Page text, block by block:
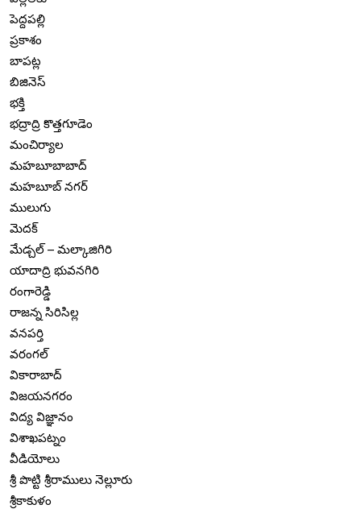
పెద్దపల్లి
ప్రకాశం
బాపట్ల
బిజినెస్
భక్తి
భద్రాద్రి కొత్తగూడెం
మంచిర్యాల
మహబూబాబాద్
మహబూబ్ నగర్
ములుగు
మెదక్
మేడ్చల్ – మల్కాజిగిరి
యాదాద్రి భువనగిరి
రంగారెడ్డి
రాజన్న సిరిసిల్ల
వనపర్తి
వరంగల్
వికారాబాద్
విజయనగరం
విద్య విజ్ఞానం
విశాఖపట్నం
వీడియోలు
శ్రీ పొట్టి శ్రీరాములు నెల్లూరు
శ్రీకాకుళం